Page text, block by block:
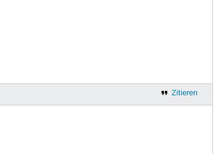
Zitieren